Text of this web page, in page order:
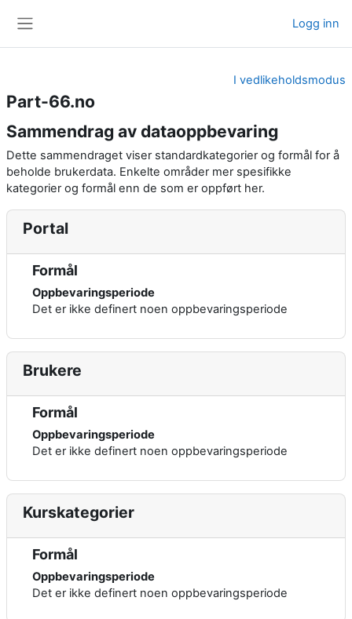
Logg inn
I vedlikeholdsmodus
Part-66.no
Sammendrag av dataoppbevaring
Dette sammendraget viser standardkategorier og formål for å
beholde brukerdata. Enkelte områder mer spesifikke
kategorier og formål enn de som er oppført her.
Portal
Formål
Oppbevaringsperiode
Det er ikke definert noen oppbevaringsperiode
Brukere
Formål
Oppbevaringsperiode
Det er ikke definert noen oppbevaringsperiode
Kurskategorier
Formål
Oppbevaringsperiode
Det er ikke definert noen oppbevaringsperiode